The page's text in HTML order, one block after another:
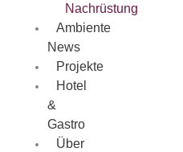
Nachrüstung
Ambiente
News
Projekte
Hotel
&
Gastro
Über